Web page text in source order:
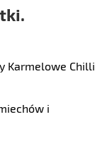
Karmelowe Chilli
i